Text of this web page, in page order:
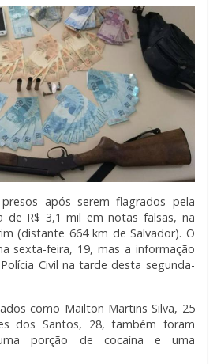
após serem flagrados pela
de R$ 3,1 mil em notas falsas, na
(distante 664 km de Salvador). O
sexta-feira, 19, mas a informação
Civil na tarde desta segunda-
como Mailton Martins Silva, 25
dos Santos, 28, também foram
porção de cocaína e uma